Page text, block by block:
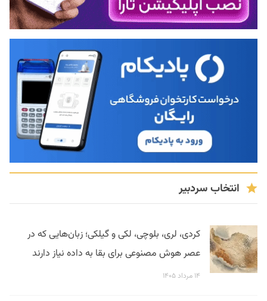
انتخاب سردبیر
کردی، لری، بلوچی، لکی و گیلکی؛ زبان‌هایی که در
عصر هوش مصنوعی برای بقا به داده نیاز دارند
۱۴ مرداد ۱۴۰۵